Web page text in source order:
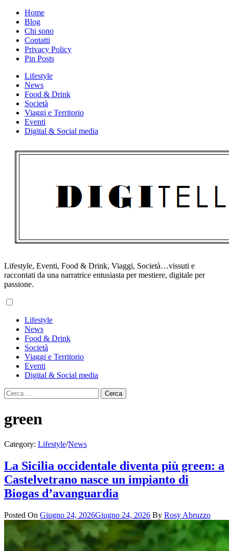
Skip
content
Home
Blog
Chi sono
Contatti
Privacy Policy
Pin Posts
Lifestyle
News
Food & Drink
Società
Viaggi e Territorio
Eventi
Digital & Social media
Lifestyle, Eventi, Food & Drink, Viaggi, Società…vissuti e
raccontati da una narratrice entusiasta per mestiere, digitale per
passione.
Menu
Lifestyle
News
Food & Drink
Società
Viaggi e Territorio
Eventi
Digital & Social media
Ricerca
per:
green
Category: Lifestyle/News
La Sicilia occidentale diventa più green: a
Castelvetrano nasce un impianto di
Biogas d’avanguardia
Posted On Giugno 24, 2026Giugno 24, 2026 By Rosy Abruzzo